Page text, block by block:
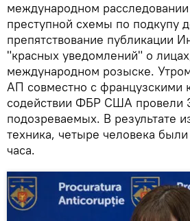
международном
преступной схемы по подкупу
препятствование публикации
"красных уведомлений" о
международном розыске.
АП совместно с французскими
содействии ФБР США провели
подозреваемых. В результате
техника, четыре человека
часа.